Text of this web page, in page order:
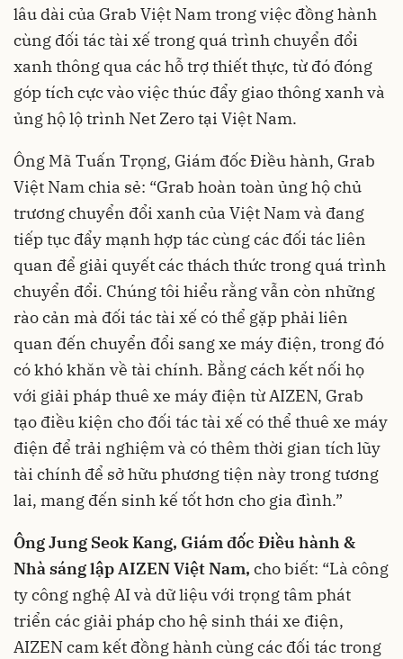
lâu dài của Grab Việt Nam trong việc đồng hành
cùng đối tác tài xế trong quá trình chuyển đổi
xanh thông qua các hỗ trợ thiết thực, từ đó đóng
góp tích cực vào việc thúc đẩy giao thông xanh và
ủng hộ lộ trình Net Zero tại Việt Nam.
Ông Mã Tuấn Trọng, Giám đốc Điều hành, Grab
Việt Nam chia sẻ: “Grab hoàn toàn ủng hộ chủ
trương chuyển đổi xanh của Việt Nam và đang
tiếp tục đẩy mạnh hợp tác cùng các đối tác liên
quan để giải quyết các thách thức trong quá trình
chuyển đổi. Chúng tôi hiểu rằng vẫn còn những
rào cản mà đối tác tài xế có thể gặp phải liên
quan đến chuyển đổi sang xe máy điện, trong đó
có khó khăn về tài chính. Bằng cách kết nối họ
với giải pháp thuê xe máy điện từ AIZEN, Grab
tạo điều kiện cho đối tác tài xế có thể thuê xe máy
điện để trải nghiệm và có thêm thời gian tích lũy
tài chính để sở hữu phương tiện này trong tương
lai, mang đến sinh kế tốt hơn cho gia đình.”
Ông Jung Seok Kang, Giám đốc Điều hành &
Nhà sáng lập AIZEN Việt Nam, cho biết: “Là công
ty công nghệ AI và dữ liệu với trọng tâm phát
triển các giải pháp cho hệ sinh thái xe điện,
AIZEN cam kết đồng hành cùng các đối tác trong